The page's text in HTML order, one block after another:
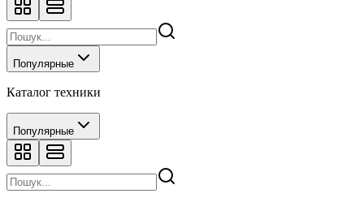
Популярные
Каталог техники
Популярные